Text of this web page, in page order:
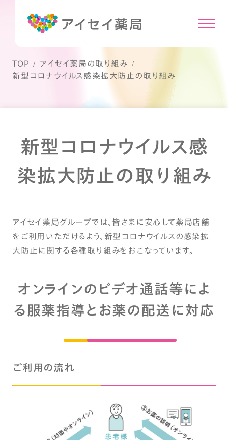
TOP
アイセイ薬局の取り組み
新型コロナウイルス感染拡大防止の取り組み
新型コロナウイルス感
染拡大防止の取り組み
アイセイ薬局グループでは、皆さまに安心して薬局店舗
をご利用いただけるよう、新型コロナウイルスの感染拡
大防止に関する各種取り組みをおこなっています。
オンラインのビデオ通話等によ
る服薬指導とお薬の配送に対応
ご利用の流れ